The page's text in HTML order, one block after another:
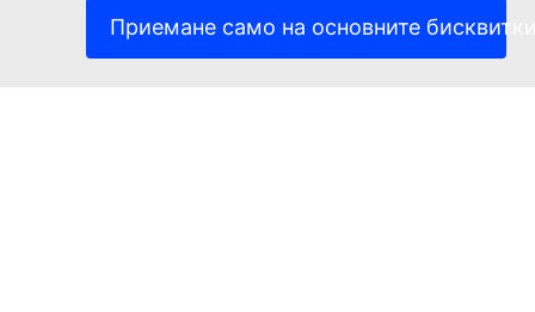
Приемане само на основните
Правна информация
Достъпност